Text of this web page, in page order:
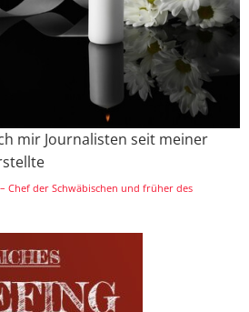
mir Journalisten seit meiner
Chef der Schwäbischen und früher des